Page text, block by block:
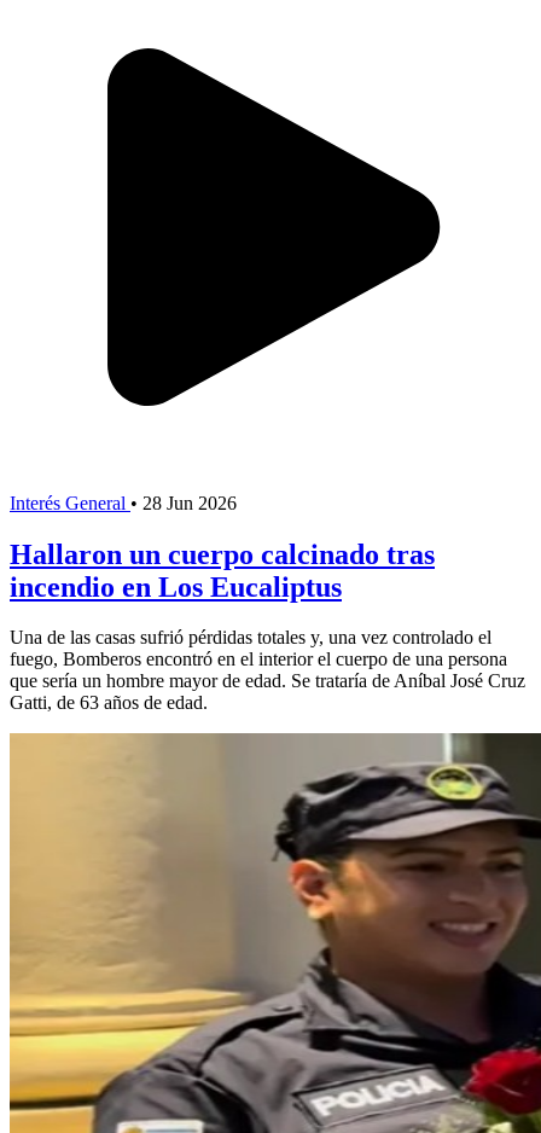
Interés General • 28 Jun 2026
Hallaron un cuerpo calcinado tras
incendio en Los Eucaliptus
Una de las casas sufrió pérdidas totales y, una vez controlado el
fuego, Bomberos encontró en el interior el cuerpo de una persona
que sería un hombre mayor de edad. Se trataría de Aníbal José Cruz
Gatti, de 63 años de edad.